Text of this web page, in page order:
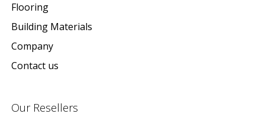
Flooring
Building Materials
Company
Contact us
Our Resellers